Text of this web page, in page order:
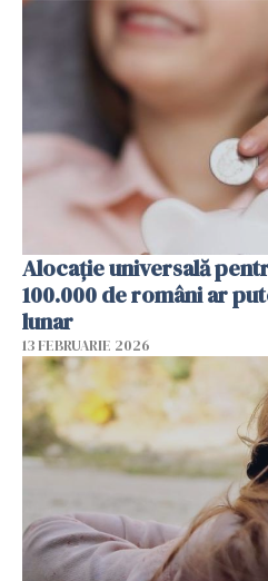
Alocație universală
100.000 de români ar
lunar
13 FEBRUARIE 2026